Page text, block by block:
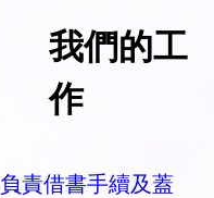
我們的工
作
負責借書手續及蓋